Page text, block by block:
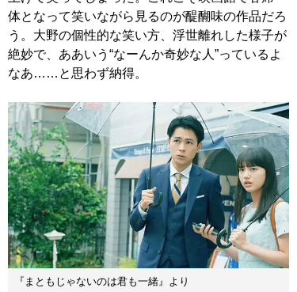
体となって笑いながら見るのが醍醐味の作品だろ
う。大野の個性的な笑い方、浮世離れした様子が
絶妙で、ああいう“なーんか奇妙な人”っているよ
なあ……と思わず納得。
『まともじゃないのは君も一緒』より